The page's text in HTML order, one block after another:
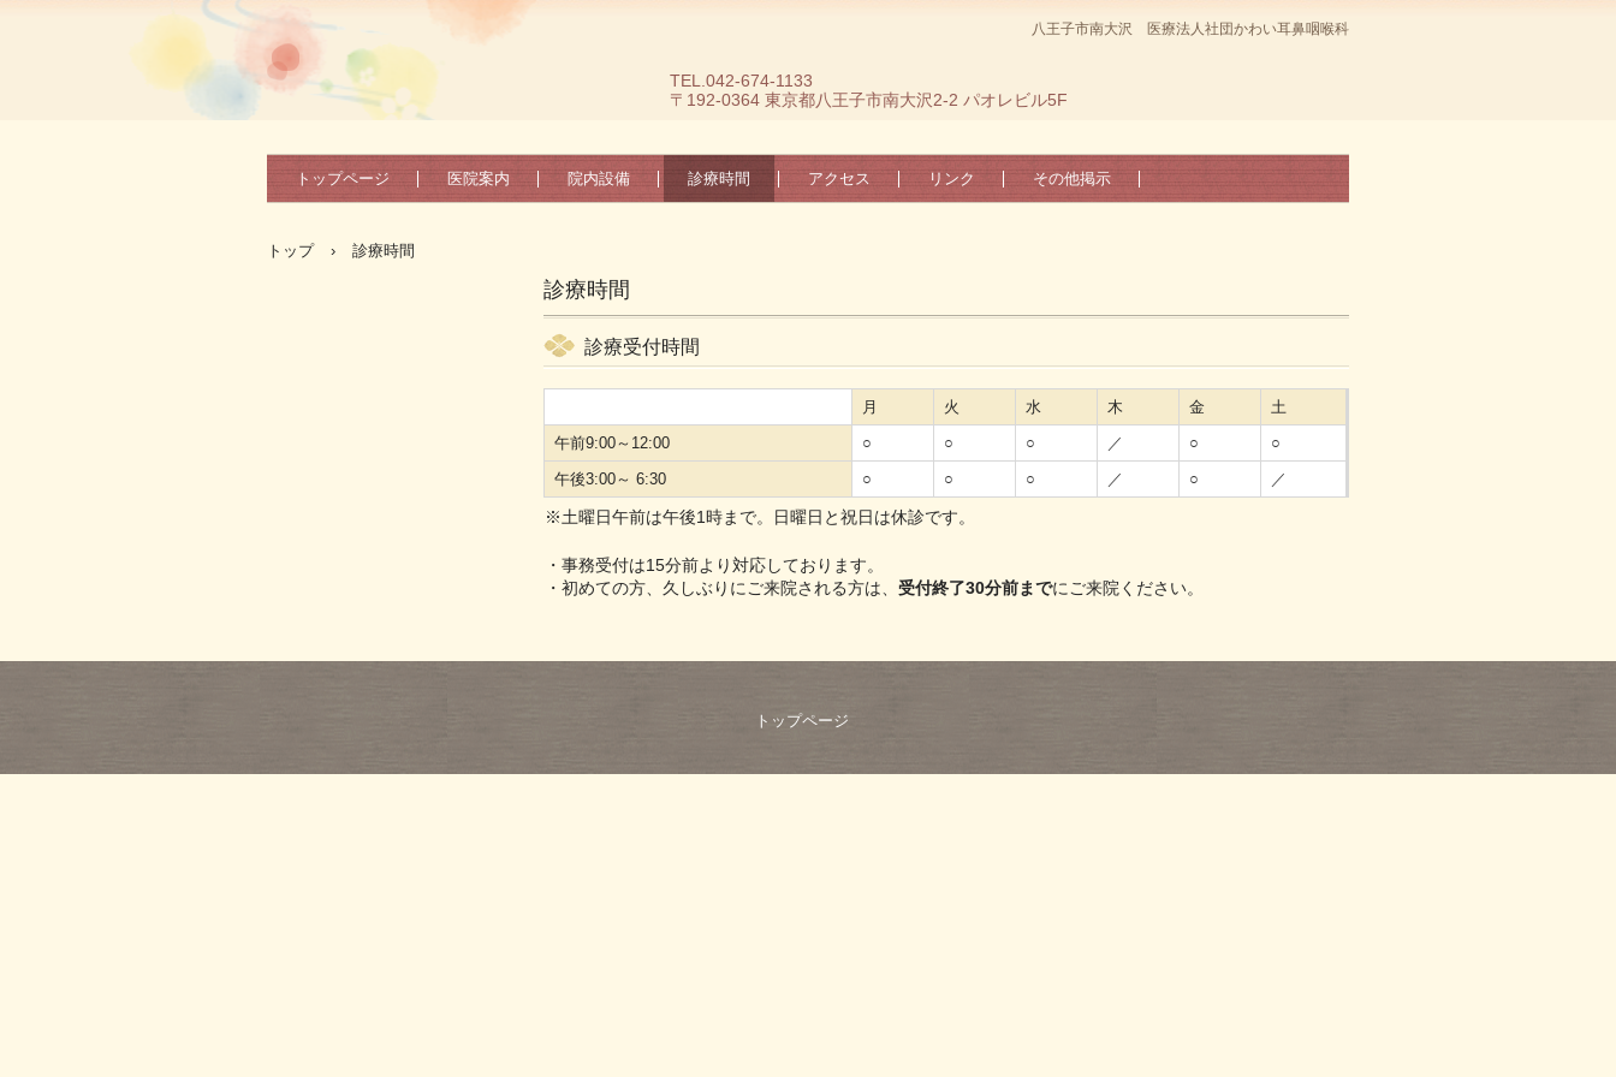
医療法人社団 かわい耳鼻咽喉科
八王子市南大沢 医療法人社団かわい耳鼻咽喉科
TEL.042-674-1133
〒192-0364 東京都八王子市南大沢2-2 パオレビル5F
トップページ 医院案内 院内設備 診療時間 アクセス リンク その他掲示
トップ › 診療時間
診療時間
診療受付時間
月 火 水 木 金
土
午前9:00～12:00
○ ○ ○ ／ ○
○
午後3:00～ 6:30
○ ○ ○ ／ ○ ／
※土曜日午前は午後1時まで。日曜日と祝日は休診です。
・事務受付は15分前より対応しております。
・初めての方、久しぶりにご来院される方は、受付終了30分前までにご来院ください。
トップページ